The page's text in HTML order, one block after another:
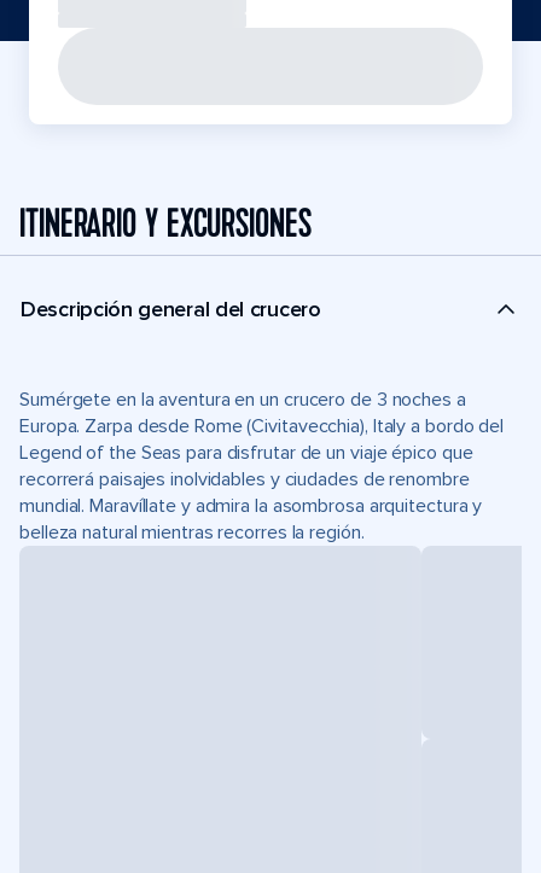
ITINERARIO Y EXCURSIONES
Descripción general del crucero
Sumérgete en la aventura en un crucero de 3 noches a
Europa. Zarpa desde Rome (Civitavecchia), Italy a bordo del
Legend of the Seas para disfrutar de un viaje épico que
recorrerá paisajes inolvidables y ciudades de renombre
mundial. Maravíllate y admira la asombrosa arquitectura y
belleza natural mientras recorres la región.